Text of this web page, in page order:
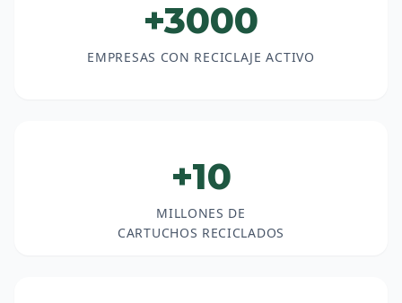
+3000
EMPRESAS CON RECICLAJE ACTIVO
+10
MILLONES DE
CARTUCHOS RECICLADOS